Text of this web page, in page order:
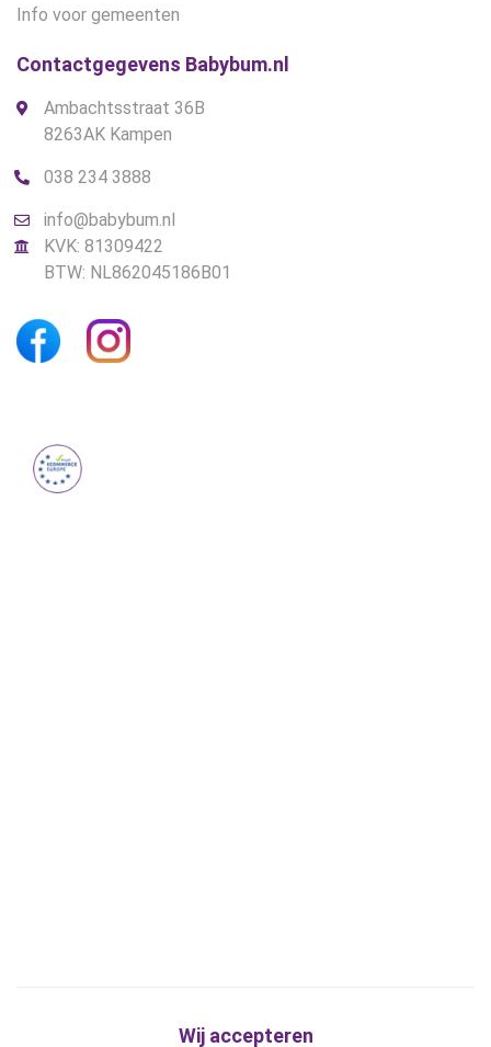
Info voor gemeenten
Contactgegevens Babybum.nl
Ambachtsstraat 36B
8263AK Kampen
038 234 3888
info@babybum.nl
KVK: 81309422
BTW: NL862045186B01
Wij accepteren